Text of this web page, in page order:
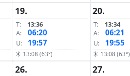
19.
T:
13:36
A:
06:20
U: 19:57
☀ 13:08 (63°)
20.
T:
13:34
A:
06:21
U: 19:55
☀ 13:08 (63°)
26. 27.